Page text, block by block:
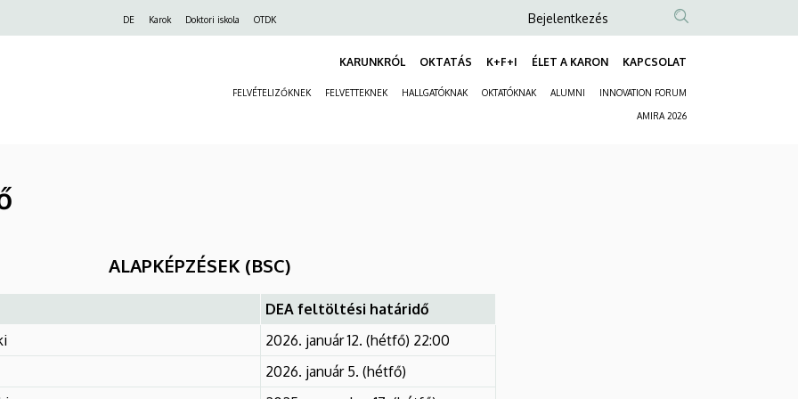
DE Karok Doktori iskola OTDK
Anonim
fiók
menüje
Bejelentkezés
KARUNKRÓL OKTATÁS K+F+I ÉLET A KARON KAPCSOLAT
FELVÉTELIZŐKNEK FELVETTEKNEK HALLGATÓKNAK OKTATÓKNAK ALUMNI INNOVATION FORUM
AMIRA 2026
ALAPKÉPZÉSEK (BSC)
DEA feltöltési határidő
2026. január 12. (hétfő) 22:00
2026. január 5. (hétfő)